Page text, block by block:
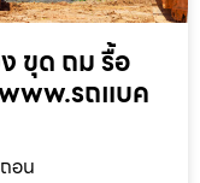
ขุด ถม รื้อ
www.รถแบค
อน